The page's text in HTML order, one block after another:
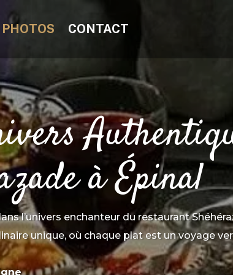
CONTACT
à Épinal
l’univers enchanteur du restaurant
unique, où chaque plat est un voyage